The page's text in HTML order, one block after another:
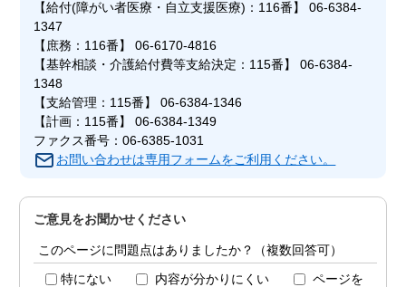
【給付(障がい者医療・自立支援医療)：116番】 06-6384-
1347
【庶務：116番】 06-6170-4816
【基幹相談・介護給付費等支給決定：115番】 06-6384-
1348
【支給管理：115番】 06-6384-1346
【計画：115番】 06-6384-1349
ファクス番号：06-6385-1031
お問い合わせは専用フォームをご利用ください。
ご意見をお聞かせください
このページに問題点はありましたか？（複数回答可）
特にない 内容が分かりにくい
ページを